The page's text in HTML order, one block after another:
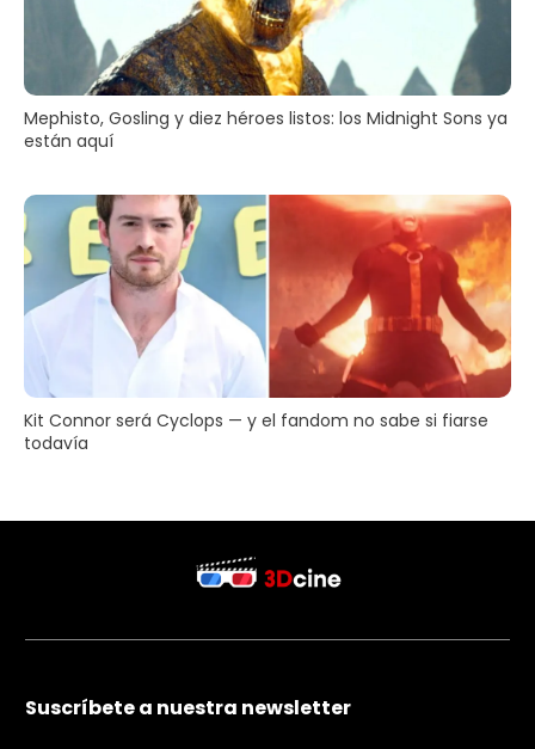
Mephisto, Gosling y diez héroes listos: los Midnight Sons ya
están aquí
Kit Connor será Cyclops — y el fandom no sabe si fiarse
todavía
Suscríbete a nuestra newsletter